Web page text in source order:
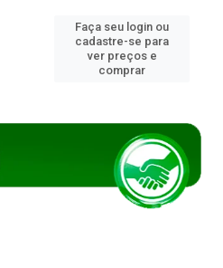
Faça seu login ou
cadastre-se para
ver preços e
comprar